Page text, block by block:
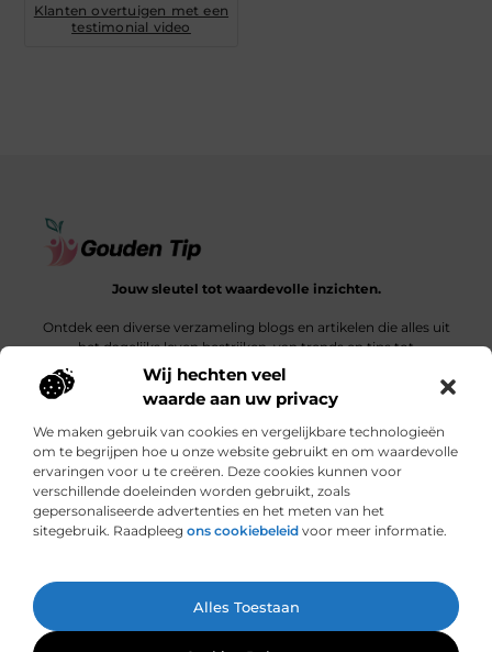
Wij hechten veel
waarde aan uw privacy
We maken gebruik van cookies en vergelijkbare technologieën
om te begrijpen hoe u onze website gebruikt en om waardevolle
ervaringen voor u te creëren. Deze cookies kunnen voor
verschillende doeleinden worden gebruikt, zoals
gepersonaliseerde advertenties en het meten van het
sitegebruik. Raadpleeg ons cookiebeleid voor meer informatie.
Alles Toestaan Ga Naar
Klanten overtuigen met een
testimonial video
Jouw sleutel tot waardevolle inzichten.
Ontdek een diverse verzameling blogs en artikelen die alles uit
het dagelijks leven bestrijken, van trends en tips tot
diepgaande verhalen.
Bericht categorie
Onze informatie
Cookiebeleid (EU)